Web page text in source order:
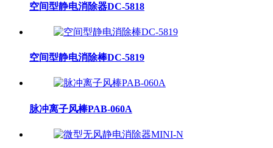
空间型静电消除器DC-5818
空间型静电消除棒DC-5819
脉冲离子风棒PAB-060A